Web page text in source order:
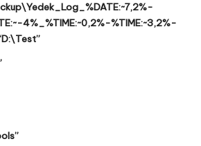
4%_%TIME:~0,2%-%TIME:~3,2%-